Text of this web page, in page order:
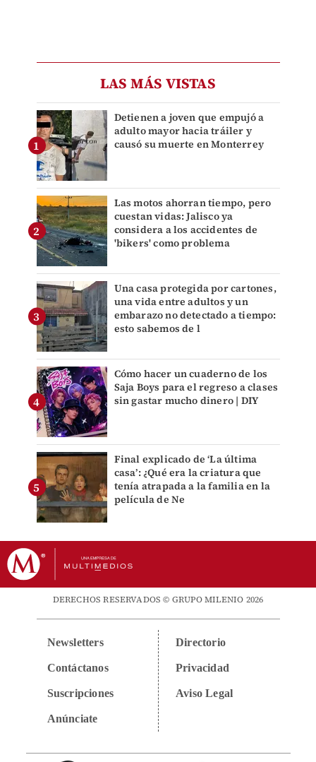
LAS MÁS VISTAS
Detienen a joven que empujó a
adulto mayor hacia tráiler y
causó su muerte en Monterrey
Las motos ahorran tiempo, pero
cuestan vidas: Jalisco ya
considera a los accidentes de
'bikers' como problema
Una casa protegida por cartones,
una vida entre adultos y un
embarazo no detectado a tiempo:
esto sabemos de l
Cómo hacer un cuaderno de los
Saja Boys para el regreso a clases
sin gastar mucho dinero | DIY
Final explicado de ‘La última
casa’: ¿Qué era la criatura que
tenía atrapada a la familia en la
película de Ne
DERECHOS RESERVADOS © GRUPO MILENIO 2026
Newsletters
Contáctanos
Suscripciones
Anúnciate
Directorio
Privacidad
Aviso Legal